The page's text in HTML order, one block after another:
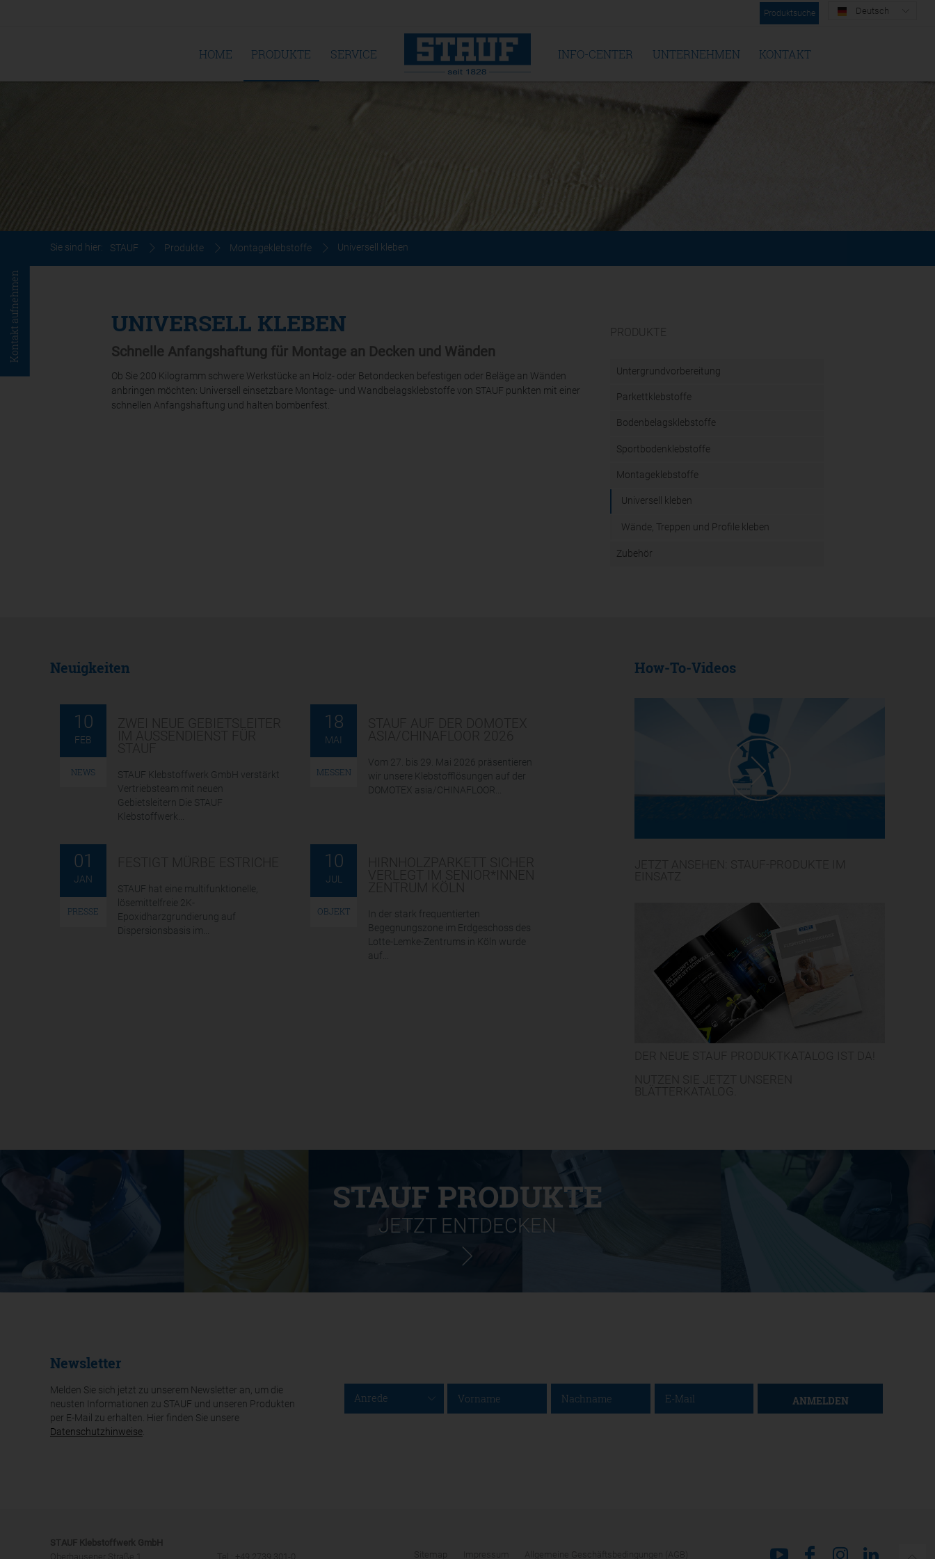
Kontakt aufnehmen
Produktsuche Deutsch
HOME PRODUKTE SERVICE INFO-CENTER UNTERNEHMEN KONTAKT
Sie sind hier: STAUF Produkte Montageklebstoffe Universell kleben
UNIVERSELL KLEBEN
Schnelle Anfangshaftung für Montage an Decken und Wänden
Ob Sie 200 Kilogramm schwere Werkstücke an Holz- oder Betondecken befestigen oder Beläge an Wänden
anbringen möchten: Universell einsetzbare Montage- und Wandbelagsklebstoffe von STAUF punkten mit einer
schnellen Anfangshaftung und halten bombenfest.
PRODUKTE
Untergrundvorbereitung
Parkettklebstoffe
Bodenbelagsklebstoffe
Sportbodenklebstoffe
Montageklebstoffe
Universell kleben
Wände, Treppen und Profile kleben
Zubehör
Neuigkeiten
10
FEB
NEWS
STAUF Klebstoffwerk GmbH verstärkt
Vertriebsteam mit neuen
Gebietsleitern Die STAUF
Klebstoffwerk...
18
MAI
MESSEN
Vom 27. bis 29. Mai 2026 präsentieren
wir unsere Klebstofflösungen auf der
DOMOTEX asia/CHINAFLOOR...
01
JAN
PRESSE
STAUF hat eine multifunktionelle,
lösemittelfreie 2K-
Epoxidharzgrundierung auf
Dispersionsbasis im...
10
JUL
OBJEKT
In der stark frequentierten
Begegnungszone im Erdgeschoss des
Lotte-Lemke-Zentrums in Köln wurde
auf...
How-To-Videos
STAUF PRODUKTE
JETZT ENTDECKEN
Newsletter
Melden Sie sich jetzt zu unserem Newsletter an, um die
neusten Informationen zu STAUF und unseren Produkten
per E-Mail zu erhalten. Hier finden Sie unsere
Datenschutzhinweise.
Anrede ANMELDEN
STAUF Klebstoffwerk GmbH
Oberhausener Straße 1
Tel.: +49 2739 301-0 Sitemap Impressum Allgemeine Geschäftsbedingungen (AGB)